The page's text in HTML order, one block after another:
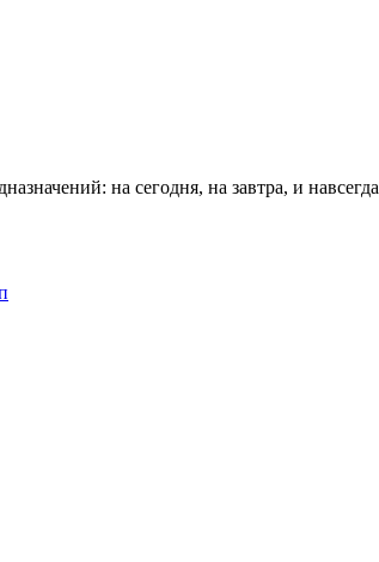
на сегодня, на завтра, и навсегда